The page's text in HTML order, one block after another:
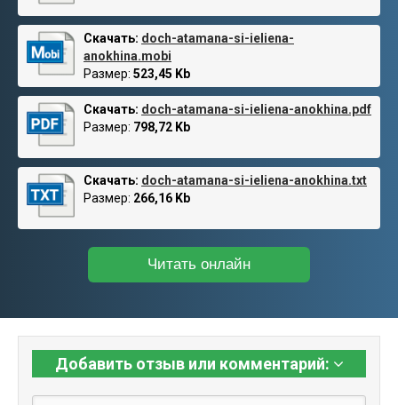
Скачать: doch-atamana-si-ieliena-
anokhina.mobi
Размер: 523,45 Kb
Скачать: doch-atamana-si-ieliena-anokhina.pdf
Размер: 798,72 Kb
Скачать: doch-atamana-si-ieliena-anokhina.txt
Размер: 266,16 Kb
Читать онлайн
Добавить отзыв или комментарий: